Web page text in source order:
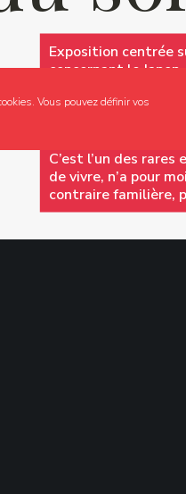
Exposition centrée
concernant le Japon.
sentiment de me
C’est l’un des
de vivre, n’a pour
contraire familière,
Exposition centrée
concernant le Japon.
sentiment de me
C’est l’un des
de vivre, n’a pour
contraire familière,
Vous pouvez définir vos